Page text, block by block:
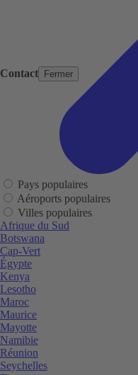
Contact Fermer
Pays populaires
Aéroports populaires
Villes populaires
Afrique du Sud
Botswana
Cap-Vert
Égypte
Kenya
Lesotho
Maroc
Maurice
Mayotte
Namibie
Réunion
Seychelles